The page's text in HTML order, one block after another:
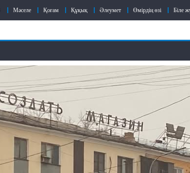
Мәселе Қоғам Құқық Әлеумет Өмірдің өзі Біле